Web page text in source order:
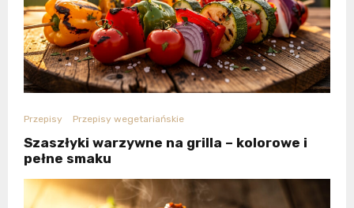
Przepisy Przepisy wegetariańskie
Szaszłyki warzywne na grilla – kolorowe i
pełne smaku